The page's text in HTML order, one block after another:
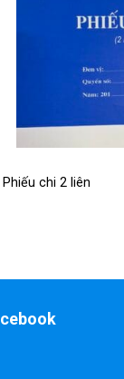
Phiếu chi 2 liên